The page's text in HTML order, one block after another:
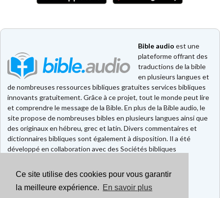
Ce site utilise des cookies pour vous garantir
la meilleure expérience. En savoir plus
Bible audio est une
plateforme offrant des
traductions de la bible
en plusieurs langues et
de nombreuses ressources bibliques gratuites services bibliques
innovants gratuitement. Grâce à ce projet, tout le monde peut lire
et comprendre le message de la Bible. En plus de la Bible audio, le
site propose de nombreuses bibles en plusieurs langues ainsi que
des originaux en hébreu, grec et latin. Divers commentaires et
dictionnaires bibliques sont également à disposition. Il a été
développé en collaboration avec des Sociétés bibliques
Faire un don
Contact